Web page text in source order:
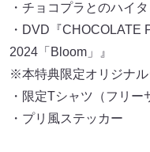
・チョコプラとのハイ
・DVD『CHOCOLATE
2024「Bloom」』
※本特典限定オリジナル
・限定Tシャツ（フリー
・プリ風ステッカー